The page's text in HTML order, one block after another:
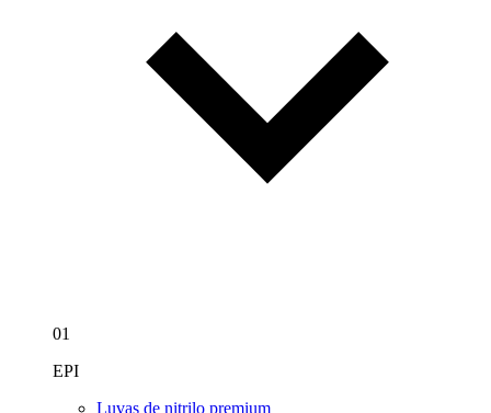
01
EPI
Luvas de nitrilo premium